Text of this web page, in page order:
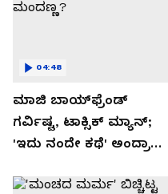
ಮಾಜಿ ಬಾಯ್‌ಫ್ರೆಂಡ್
ಗರ್ವಿಷ್ಟ, ಟಾಕ್ಸಿಕ್ ಮ್ಯಾನ್;
'ಇದು ನಂದೇ ಕಥೆ' ಅಂದ್ರಾ
ಮಂದಣ್ಣ?
04:48